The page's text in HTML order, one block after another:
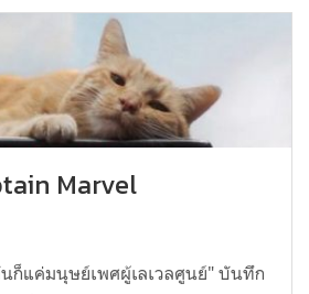
Marvel
ก็แค่มนุษย์เพศผู้เลเวลศูนย์" บันทึก